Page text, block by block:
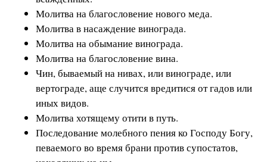
Молитва на благословение нового меда.
Молитва в насаждение винограда.
Молитва на обымание винограда.
Молитва на благословение вина.
Чин, бываемый на нивах, или винограде, или
вертограде, аще случится вредитися от гадов или
иных видов.
Молитва хотящему отити в путь.
Последование молебного пения ко Господу Богу,
певаемого во время брани против супостатов,